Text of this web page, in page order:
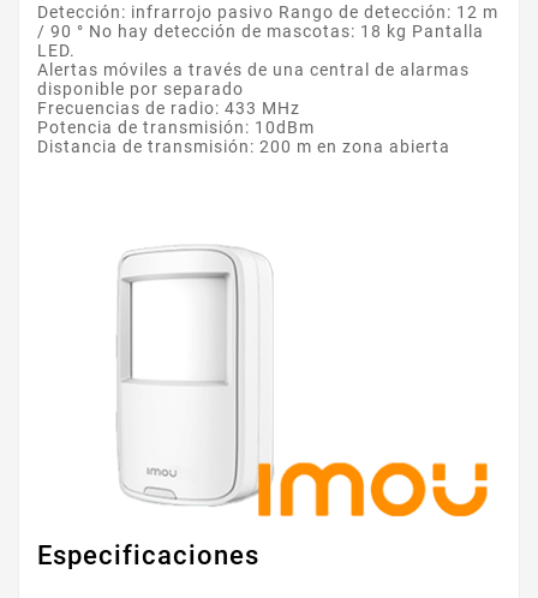
Detección: infrarrojo pasivo Rango de detección: 12 m
/ 90 ° No hay detección de mascotas: 18 kg Pantalla
LED.
Alertas móviles a través de una central de alarmas
disponible por separado
Frecuencias de radio: 433 MHz
Potencia de transmisión: 10dBm
Distancia de transmisión: 200 m en zona abierta
Especificaciones